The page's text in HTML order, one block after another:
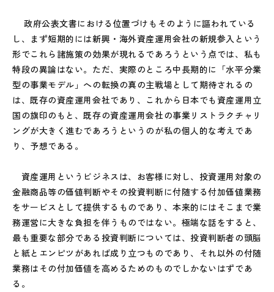
政府公表文書における位置づけもそのように謳われている
し、まず短期的には新興・海外資産運用会社の新規参入という
形でこれら諸施策の効果が現れるであろうという点では、私も
特段の異論はない。ただ、実際のところ中長期的に「水平分業
型の事業モデル」への転換の真の主戦場として期待されるの
は、既存の資産運用会社であり、これから日本でも資産運用立
国の旗印のもと、既存の資産運用会社の事業リストラクチャリ
ングが大きく進むであろうというのが私の個人的な考えであ
り、予想である。
資産運用というビジネスは、お客様に対し、投資運用対象の
金融商品等の価値判断やその投資判断に付随する付加価値業務
をサービスとして提供するものであり、本来的にはそこまで業
務運営に大きな負担を伴うものではない。極端な話をすると、
最も重要な部分である投資判断については、投資判断者の頭脳
と紙とエンピツがあれば成り立つものであり、それ以外の付随
業務はその付加価値を高めるためのものでしかないはずであ
る。